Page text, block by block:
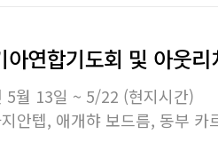
연합기도회 및 아웃리
5월 13일 ~ 5/22 (현지시간)
안텝, 애개햐 보드름, 동부